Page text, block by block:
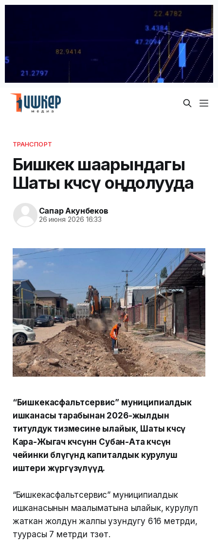
ТРАНСПОРТ
Бишкек шаарындагы
Шаты көчөсү оңдолууда
Сапар Акунбеков
26 июня 2026 16:33
“Бишкекасфальтсервис” муниципиалдык
ишканасы тарабынан 2026-жылдын
титулдук тизмесине ылайык, Шаты көчөсү
Кара-Жыгач көчөсүнөн Субан-Ата көчөсүнө
чейинки бөлүгүндө капиталдык курулуш
иштери жүргүзүлүүдө.
“Бишкекасфальтсервис” муниципиалдык
ишканасынын маалыматына ылайык, курулуп
жаткан жолдун жалпы узундугу 616 метрди,
туурасы 7 метрди түзөт.